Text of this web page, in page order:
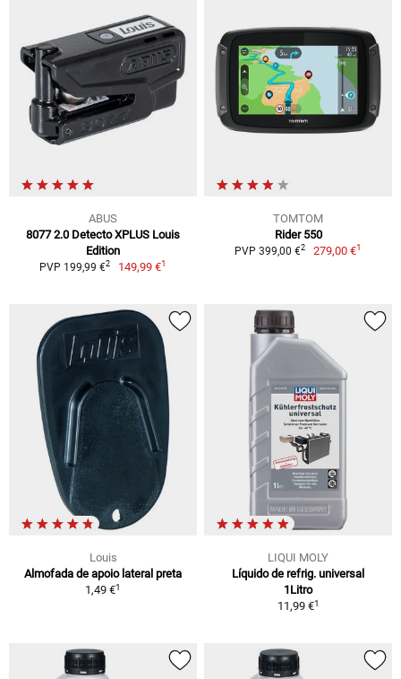
ABUS
8077 2.0 Detecto XPLUS Louis
Edition
PVP 199,99 €2 149,99 €1
TOMTOM
Rider 550
PVP 399,00 €2 279,00 €1
Louis
Almofada de apoio lateral preta
1,49 €1
LIQUI MOLY
Líquido de refrig. universal
1Litro
11,99 €1